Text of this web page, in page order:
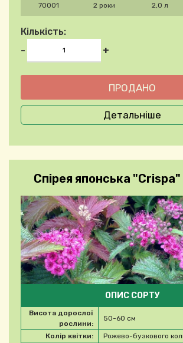
70001 2 роки 2,0 л
Кількість:
-
+
Детальніше
Спірея японська "Crispa"
ОПИС СОРТУ
Висота дорослої
рослини:
50-60 см
Колір квітки:
Рожево-бузкового